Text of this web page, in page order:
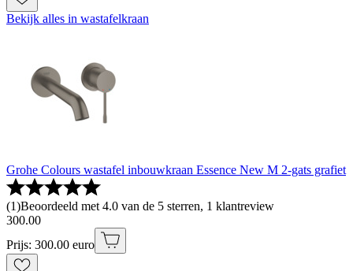
Bekijk alles in wastafelkraan
Grohe Colours wastafel inbouwkraan Essence New M 2-gats grafiet
(1)Beoordeeld met 4.0 van de 5 sterren, 1 klantreview
300.00
Prijs: 300.00 euro